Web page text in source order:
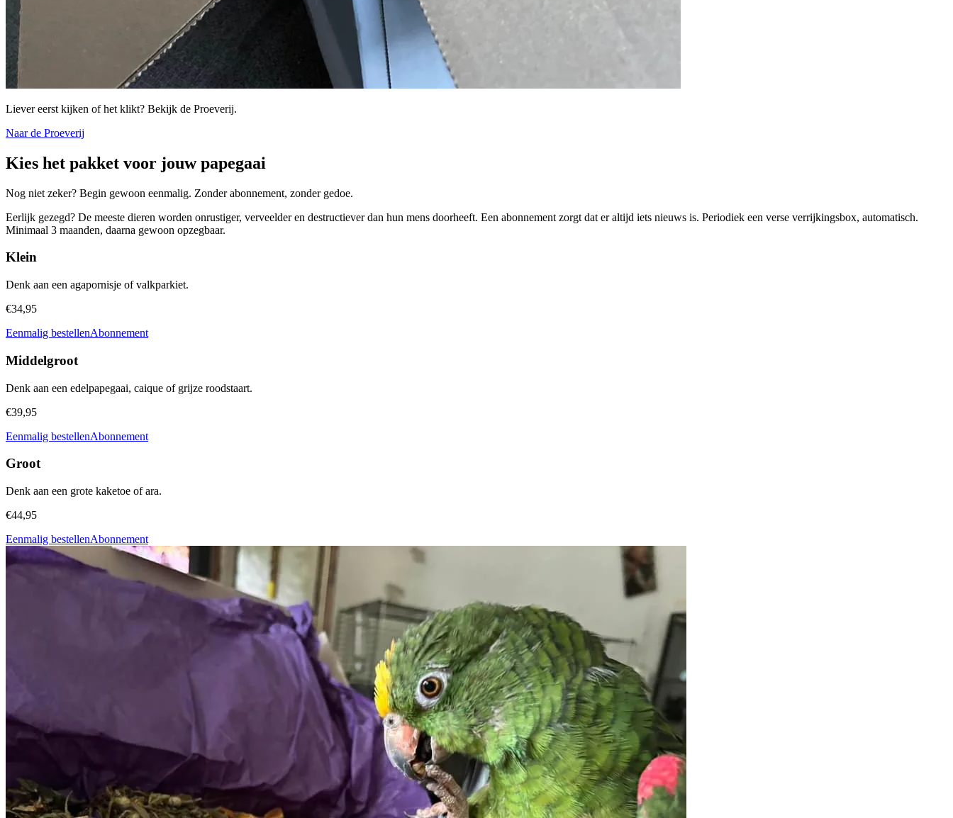
Liever eerst kijken of het klikt? Bekijk de Proeverij.
Naar de Proeverij
Kies het pakket voor jouw papegaai
Nog niet zeker? Begin gewoon eenmalig. Zonder abonnement, zonder gedoe.
Eerlijk gezegd? De meeste dieren worden onrustiger, verveelder en destructiever dan hun mens doorheeft. Een abonnement zorgt dat er altijd iets nieuws is. Periodiek een verse verrijkingsbox, automatisch.
Minimaal 3 maanden, daarna gewoon opzegbaar.
Klein
Denk aan een agapornisje of valkparkiet.
€34,95
Eenmalig bestellenAbonnement
Middelgroot
Denk aan een edelpapegaai, caique of grijze roodstaart.
€39,95
Eenmalig bestellenAbonnement
Groot
Denk aan een grote kaketoe of ara.
€44,95
Eenmalig bestellenAbonnement